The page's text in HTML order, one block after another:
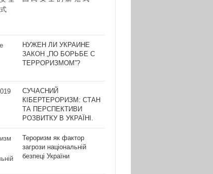
НУЖЕН ЛИ УКРАИНЕ
ЗАКОН „ПО БОРЬБЕ С
ТЕРРОРИЗМОМ”?
СУЧАСНИЙ
КІБЕРТЕРОРИЗМ: СТАН
ТА ПЕРСПЕКТИВИ
РОЗВИТКУ В УКРАЇНІ.
Тероризм як фактор
загрози національній
безпеці України